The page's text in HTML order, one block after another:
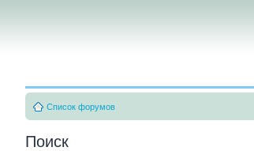
Список форумов
Поиск